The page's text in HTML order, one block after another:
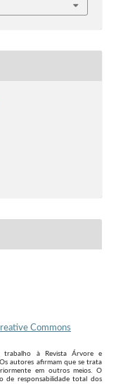
Commons
trabalho à Revista Árvore e
autores afirmam que se trata
em outros meios. O
de responsabilidade total dos